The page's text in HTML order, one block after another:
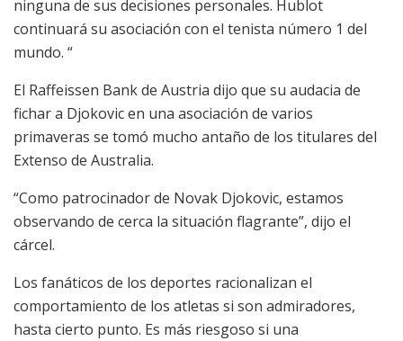
ninguna de sus decisiones personales. Hublot
continuará su asociación con el tenista número 1 del
mundo. “
El Raffeissen Bank de Austria dijo que su audacia de
fichar a Djokovic en una asociación de varios
primaveras se tomó mucho antaño de los titulares del
Extenso de Australia.
“Como patrocinador de Novak Djokovic, estamos
observando de cerca la situación flagrante”, dijo el
cárcel.
Los fanáticos de los deportes racionalizan el
comportamiento de los atletas si son admiradores,
hasta cierto punto. Es más riesgoso si una